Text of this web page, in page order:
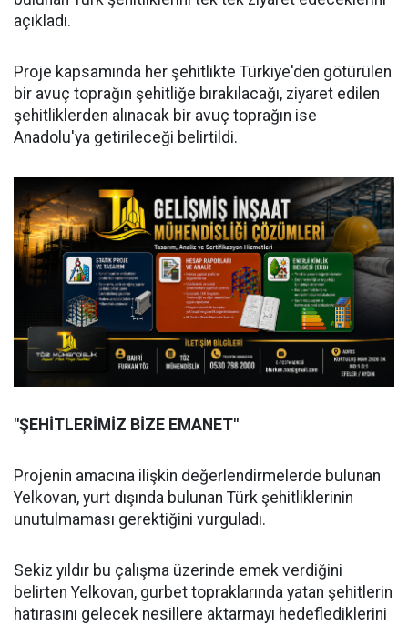
açıkladı.
Proje kapsamında her şehitlikte Türkiye'den götürülen
bir avuç toprağın şehitliğe bırakılacağı, ziyaret edilen
şehitliklerden alınacak bir avuç toprağın ise
Anadolu'ya getirileceği belirtildi.
"ŞEHİTLERİMİZ BİZE EMANET"
Projenin amacına ilişkin değerlendirmelerde bulunan
Yelkovan, yurt dışında bulunan Türk şehitliklerinin
unutulmaması gerektiğini vurguladı.
Sekiz yıldır bu çalışma üzerinde emek verdiğini
belirten Yelkovan, gurbet topraklarında yatan şehitlerin
hatırasını gelecek nesillere aktarmayı hedeflediklerini